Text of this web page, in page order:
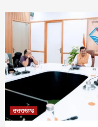
उत्तराखण्ड